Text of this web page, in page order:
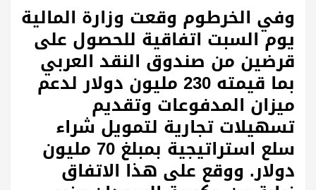
وفي الخرطوم وقعت وزارة المالية
يوم السبت اتفاقية للحصول على
قرضين من صندوق النقد العربي
بما قيمته 230 مليون دولار لدعم
ميزان المدفوعات وتقديم
تسهيلات تجارية لتمويل شراء
سلع استراتيجية بمبلغ 70 مليون
دولار. ووقع على هذا الاتفاق